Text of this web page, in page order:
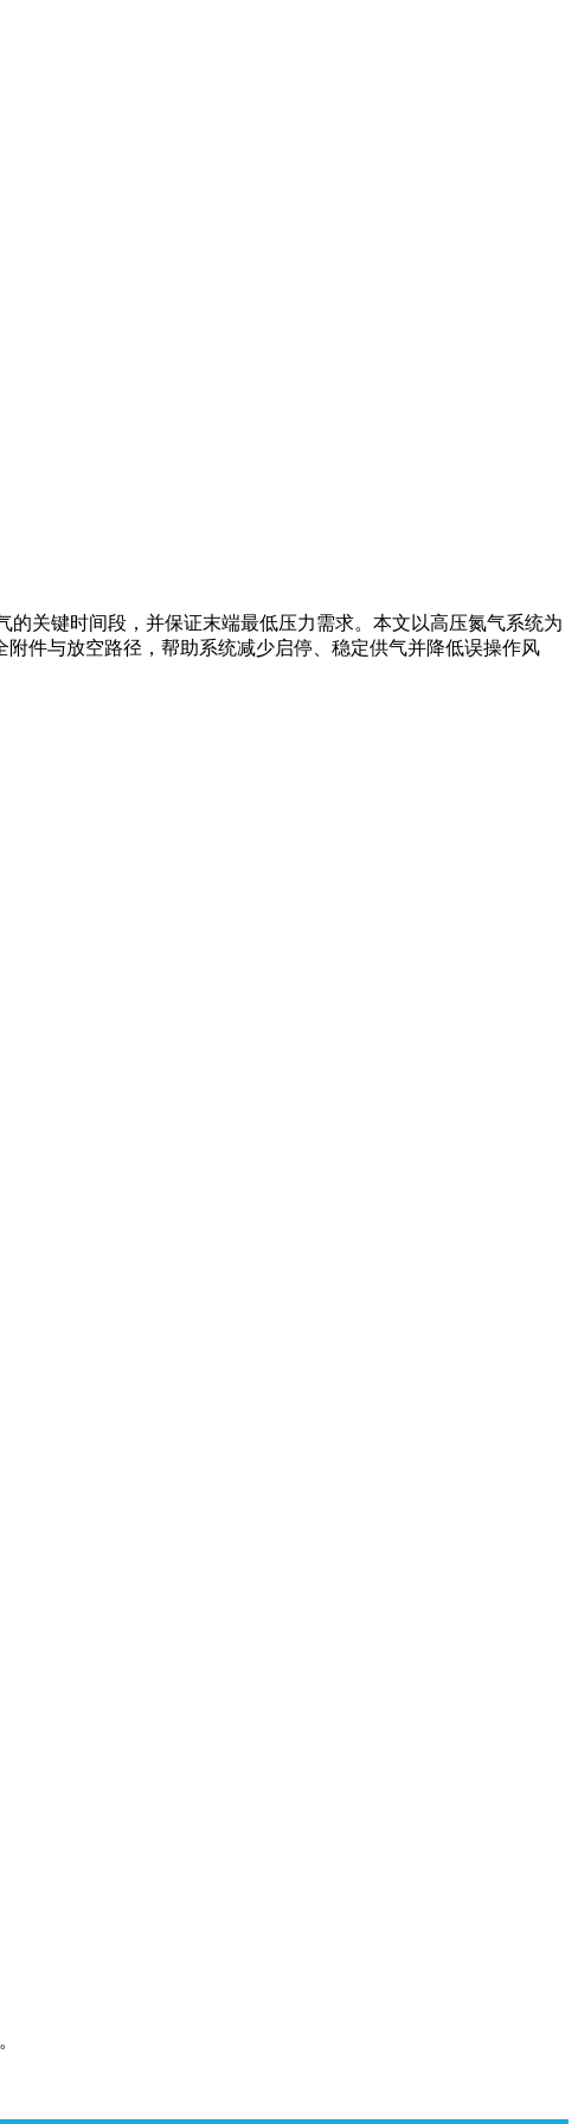
关键时间段，并保证末端最低压力需求。本文以高压氮气系统为
件与放空路径，帮助系统减少启停、稳定供气并降低误操作风